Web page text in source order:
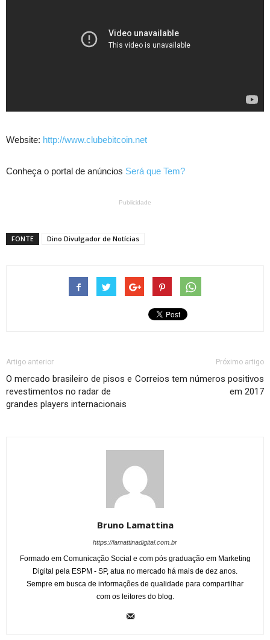
Website: http://www.clubebitcoin.net
Conheça o portal de anúncios Será que Tem?
Publicidade
FONTE Dino Divulgador de Notícias
Artigo anterior
O mercado brasileiro de pisos e
revestimentos no radar de
grandes players internacionais
Próximo artigo
Correios tem números positivos
em 2017
Bruno Lamattina
https://lamattinadigital.com.br
Formado em Comunicação Social e com pós graduação em Marketing
Digital pela ESPM - SP, atua no mercado há mais de dez anos.
Sempre em busca de informações de qualidade para compartilhar
com os leitores do blog.